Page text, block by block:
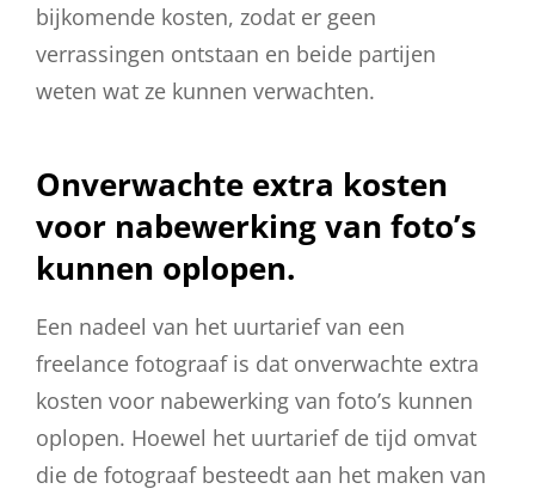
bijkomende kosten, zodat er geen
verrassingen ontstaan en beide partijen
weten wat ze kunnen verwachten.
Onverwachte extra kosten
voor nabewerking van foto’s
kunnen oplopen.
Een nadeel van het uurtarief van een
freelance fotograaf is dat onverwachte extra
kosten voor nabewerking van foto’s kunnen
oplopen. Hoewel het uurtarief de tijd omvat
die de fotograaf besteedt aan het maken van